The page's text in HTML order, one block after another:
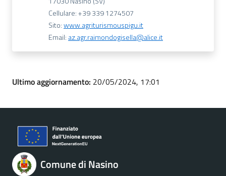
Cellulare: +39 339 1274507
Sito:www.agriturismouspigu.it
Email: az.agr.raimondogisella@alice.it
Ultimo aggiornamento: 20/05/2024, 17:01
Comune di Nasino